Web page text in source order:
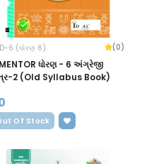
6 (ધોરણ 6) (0)
ધોરણ - 6 અંગ્રેજી
2 (Old Syllabus Book)
Of Stock